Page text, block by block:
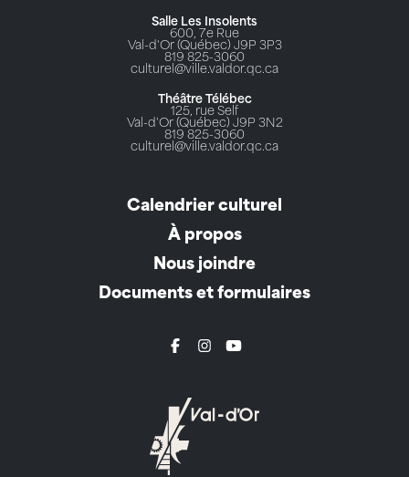
Salle Les Insolents
600, 7e Rue
Val-d'Or (Québec) J9P 3P3
819 825-3060
culturel@ville.valdor.qc.ca
Théâtre Télébec
125, rue Self
Val-d'Or (Québec) J9P 3N2
819 825-3060
culturel@ville.valdor.qc.ca
Calendrier culturel
À propos
Nous joindre
Documents et formulaires